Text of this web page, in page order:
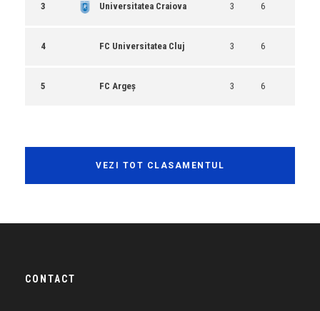
3 Universitatea Craiova 3 6
4 FC Universitatea Cluj 3 6
5 FC Argeș 3 6
VEZI TOT CLASAMENTUL
CONTACT